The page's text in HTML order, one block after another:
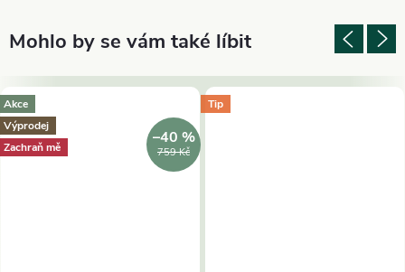
Akce
Výprodej
Zachraň mě
759 Kč
–40 %
Tip